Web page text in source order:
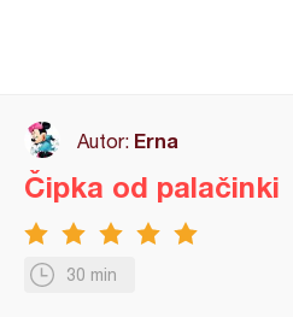
Autor: Erna
30 min
Čipka od palačinki